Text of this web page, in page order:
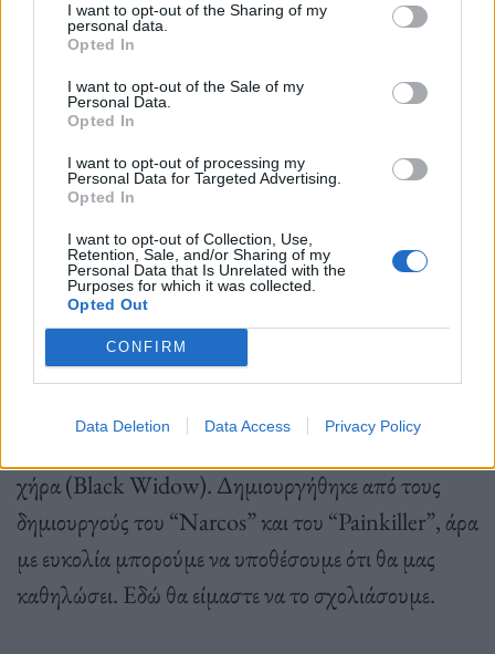
I want to opt-out of the Sharing of my
personal data.
Opted In
I want to opt-out of the Sale of my
Personal Data.
Opted In
I want to opt-out of processing my
Personal Data for Targeted Advertising.
Opted In
I want to opt-out of Collection, Use,
Retention, Sale, and/or Sharing of my
Personal Data that Is Unrelated with the
Purposes for which it was collected.
Opted Out
CONFIRM
Data Deletion Data Access Privacy Policy
περιπέτειες διάφορων βαρόνων του ναρκεμπόριου
στη Λατινική Αμερική -και να τους δώσουμε
μυθικές διαστάσεις στη σύγχρονη ποπ κουλτούρα-,
αλλά έχει και ένα ακόμα ατού: τη Sofia Vergara. Το
“Griselda” είναι εμπνευσμένο από τη ζωή της
πανέξυπνης και φιλόδοξης Griselda Blanco, η οποία
δημιούργησε ένα από τα πιο κερδοφόρα καρτέλ στην
ιστορία. Στο Μαϊάμι των δεκαετιών 1970 – 1980,
το θανατηφόρο μείγμα αγριότητας και γοητείας της
Blanco τη βοήθησε να κινηθεί με δεξιοτεχνία
ανάμεσα στην επιχείρηση διακίνησης ναρκωτικών
και την οικογένεια, με αποτέλεσμα να γίνει ευρέως
χήρα (Black Widow). Δημιουργήθηκε από τους
δημιουργούς του “Narcos” και του “Painkiller”, άρα
με ευκολία μπορούμε να υποθέσουμε ότι θα μας
καθηλώσει. Εδώ θα είμαστε να το σχολιάσουμε.